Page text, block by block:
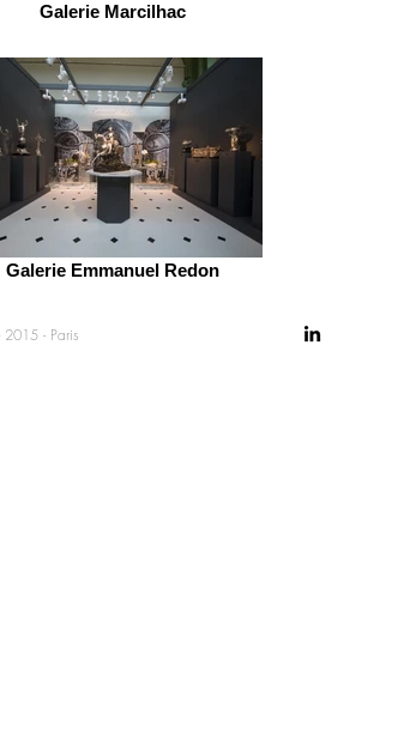
Galerie Marcilhac
Galerie Emmanuel Redon
- Paris